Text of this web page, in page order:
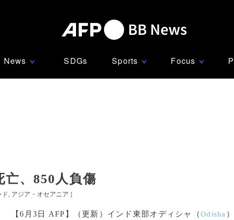
News ∨ SDGs Sports ∨ Focus ∨
、850人負傷
ド アジア・オセアニア ]
【6月3日 AFP】（更新）インド東部オディシャ（Odisha ）